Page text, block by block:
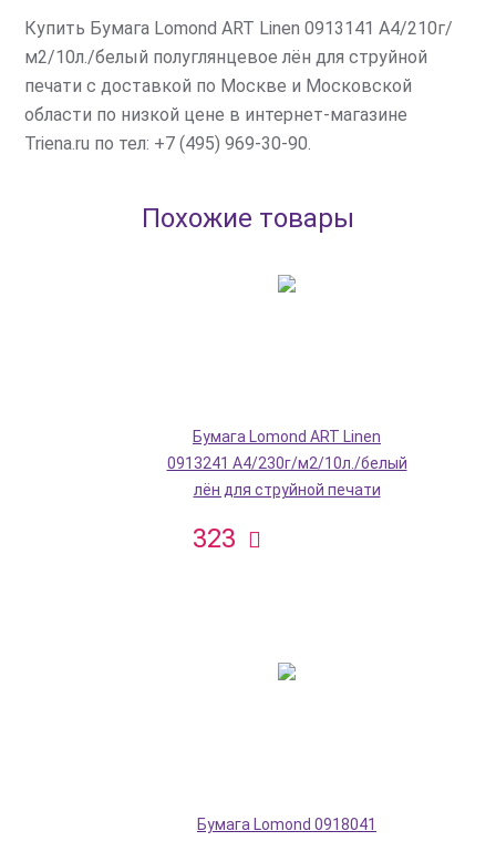
Купить Бумага Lomond ART Linen 0913141 A4/210г/
м2/10л./белый полуглянцевое лён для струйной
печати с доставкой по Москве и Московской
области по низкой цене в интернет-магазине
Triena.ru по тел: +7 (495) 969-30-90.
Похожие товары
Бумага Lomond ART Linen
0913241 A4/230г/м2/10л./белый
лён для струйной печати
323
Бумага Lomond 0918041